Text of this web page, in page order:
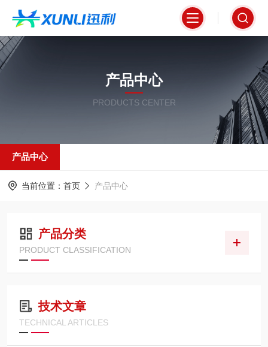
产品中心
PRODUCTS CENTER
产品中心
当前位置： 首页 产品中心
产品分类
PRODUCT CLASSIFICATION
技术文章
TECHNICAL ARTICLES